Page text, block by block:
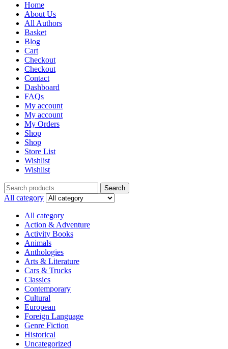
Home
About Us
All Authors
Basket
Blog
Cart
Checkout
Checkout
Contact
Dashboard
FAQs
My account
My account
My Orders
Shop
Shop
Store List
Wishlist
Wishlist
Search
for:
Search
All category
All category
Action & Adventure
Activity Books
Animals
Anthologies
Arts & Literature
Cars & Trucks
Classics
Contemporary
Cultural
European
Foreign Language
Genre Fiction
Historical
Uncategorized